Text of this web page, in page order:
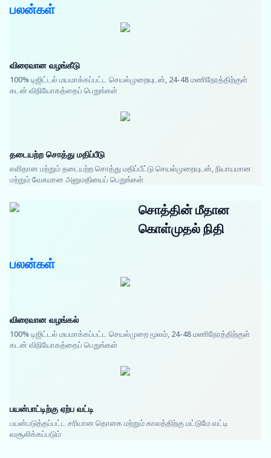
பலன்கள்
விரைவான வழங்கீடு
100% டிஜிட்டல் மயமாக்கப்பட்ட செயல்முறையுடன், 24-48 மணிநேரத்திற்குள்
கடன் விநியோகத்தைப் பெறுங்கள்
தடையற்ற சொத்து மதிப்பீடு
எளிதான மற்றும் தடையற்ற சொத்து மதிப்பீட்டு செயல்முறையுடன், நியாயமான
மற்றும் வேகமான அனுமதியைப் பெறுங்கள்
சொத்தின் மீதான
கொள்முதல் நிதி
பலன்கள்
விரைவான வழங்கல்
100% டிஜிட்டல் மயமாக்கப்பட்ட செயல்முறை மூலம், 24-48 மணிநேரத்திற்குள்
கடன் விநியோகத்தைப் பெறுங்கள்
பயன்பாட்டிற்கு ஏற்ப வட்டி
பயன்படுத்தப்பட்ட சரியான தொகை மற்றும் காலத்திற்கு மட்டுமே வட்டி
வசூலிக்கப்படும்